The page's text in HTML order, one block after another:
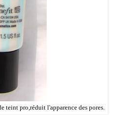
teint pro,réduit l'apparence des pores.